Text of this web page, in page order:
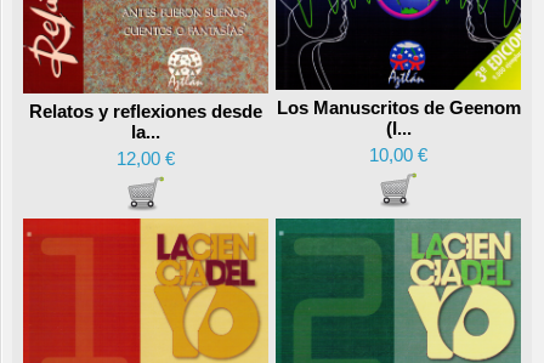
Relatos y reflexiones desde
la...
12,00 €
Los Manuscritos de Geenom
(I...
10,00 €